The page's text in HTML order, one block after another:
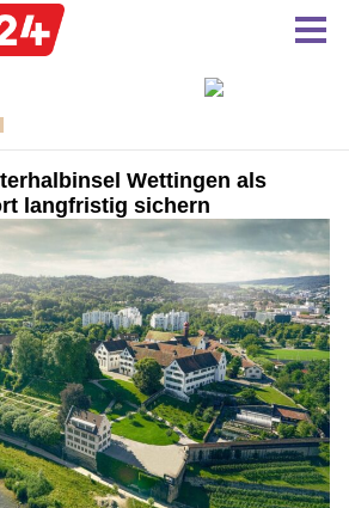
Wettingen als
langfristig sichern